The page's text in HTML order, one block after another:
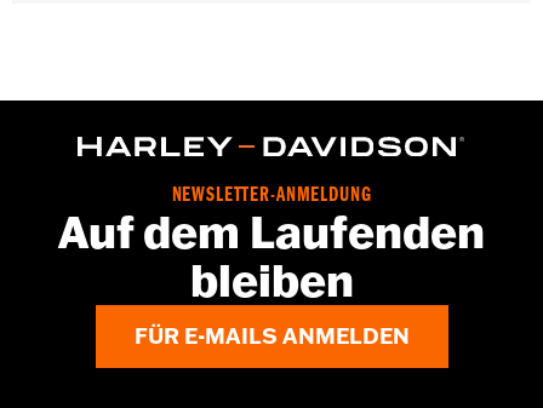
In Einheiten erhältlich: Jeweils
2 year limited warranty – Go towww.h-
d.com/warranty for full details
NEWSLETTER-ANMELDUNG
Auf dem Laufenden
bleiben
FÜR E-MAILS ANMELDEN